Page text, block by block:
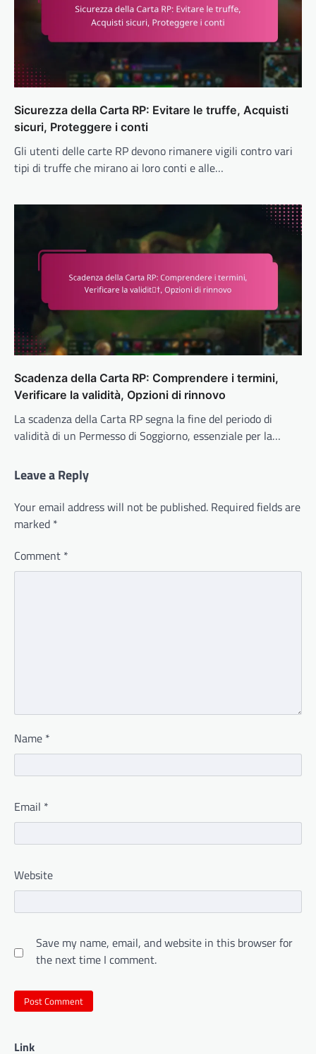
Sicurezza della Carta RP: Evitare le truffe, Acquisti
sicuri, Proteggere i conti
Gli utenti delle carte RP devono rimanere vigili contro vari
tipi di truffe che mirano ai loro conti e alle…
Scadenza della Carta RP: Comprendere i termini,
Verificare la validità, Opzioni di rinnovo
La scadenza della Carta RP segna la fine del periodo di
validità di un Permesso di Soggiorno, essenziale per la…
Leave a Reply
Your email address will not be published. Required fields are
marked *
Comment *
Name *
Email *
Website
Save my name, email, and website in this browser for
the next time I comment.
Link